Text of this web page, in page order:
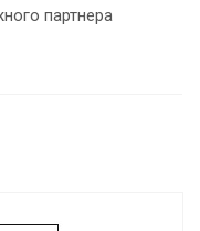
партнера